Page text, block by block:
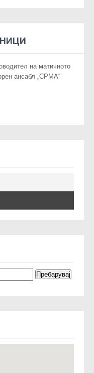
на матичното
ансабл „СРМА“